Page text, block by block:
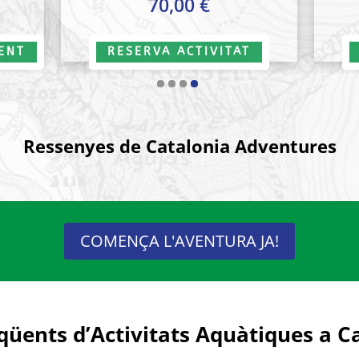
RESERVA ACTIVITAT
Ressenyes de Catalonia Adventures
COMENÇA L'AVENTURA JA!
d’Activitats Aquàtiques a